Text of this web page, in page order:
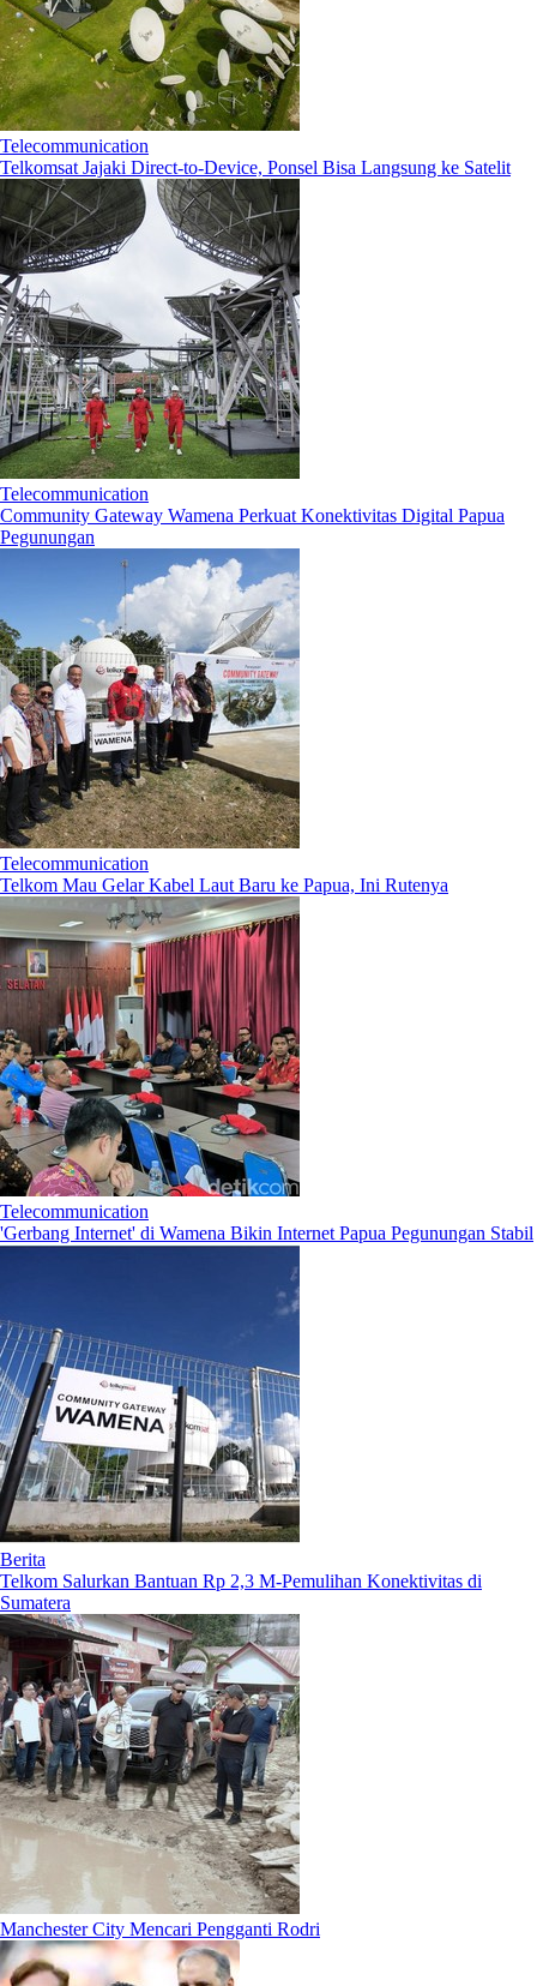
Telecommunication
Telkomsat Jajaki Direct-to-Device, Ponsel Bisa Langsung ke Satelit
Telecommunication
Community Gateway Wamena Perkuat Konektivitas Digital Papua
Pegunungan
Telecommunication
Telkom Mau Gelar Kabel Laut Baru ke Papua, Ini Rutenya
Telecommunication
'Gerbang Internet' di Wamena Bikin Internet Papua Pegunungan Stabil
Berita
Telkom Salurkan Bantuan Rp 2,3 M-Pemulihan Konektivitas di
Sumatera
Manchester City Mencari Pengganti Rodri